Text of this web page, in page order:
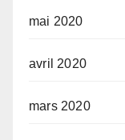
mai 2020
avril 2020
mars 2020